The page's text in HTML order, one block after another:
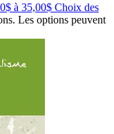
à 35,00$ Choix des
Les options peuvent